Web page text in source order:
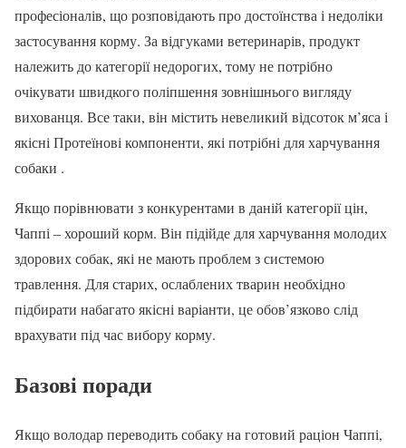
професіоналів, що розповідають про достоїнства і недоліки
застосування корму. За відгуками ветеринарів, продукт
належить до категорії недорогих, тому не потрібно
очікувати швидкого поліпшення зовнішнього вигляду
вихованця. Все таки, він містить невеликий відсоток м’яса і
якісні Протеїнові компоненти, які потрібні для харчування
собаки .
Якщо порівнювати з конкурентами в даній категорії цін,
Чаппі – хороший корм. Він підійде для харчування молодих
здорових собак, які не мають проблем з системою
травлення. Для старих, ослаблених тварин необхідно
підбирати набагато якісні варіанти, це обов’язково слід
врахувати під час вибору корму.
Базові поради
Якщо володар переводить собаку на готовий раціон Чаппі,